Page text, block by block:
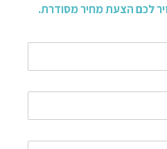
לכם הצעת מחיר מסודרת.